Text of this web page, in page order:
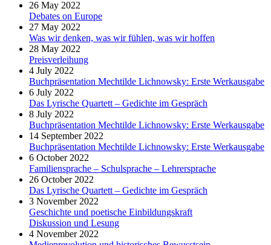
26 May 2022
Debates on Europe
27 May 2022
Was wir denken, was wir fühlen, was wir hoffen
28 May 2022
Preisverleihung
4 July 2022
Buchpräsentation Mechtilde Lichnowsky: Erste Werkausgabe
6 July 2022
Das Lyrische Quartett – Gedichte im Gespräch
8 July 2022
Buchpräsentation Mechtilde Lichnowsky: Erste Werkausgabe
14 September 2022
Buchpräsentation Mechtilde Lichnowsky: Erste Werkausgabe
6 October 2022
Familiensprache – Schulsprache – Lehrersprache
26 October 2022
Das Lyrische Quartett – Gedichte im Gespräch
3 November 2022
Geschichte und poetische Einbildungskraft
Diskussion und Lesung
4 November 2022